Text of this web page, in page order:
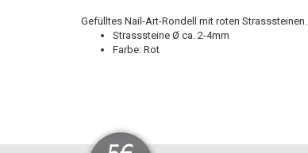
Gefülltes Nail-Art-Rondell mit roten Strasssteinen.
Strasssteine Ø ca. 2-4mm
Farbe: Rot